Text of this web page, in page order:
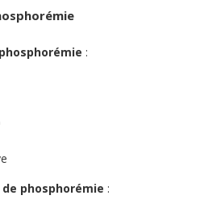
:
phosphorémie :